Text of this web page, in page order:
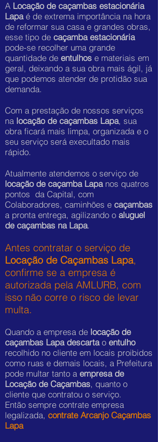
A Locação de caçambas estacionária
Lapaé de extrema importância na hora
de reformar sua casa e grandes obras,
esse tipo de caçamba estacionária
pode-se recolher uma grande
quantidade de entulhos e materiais em
geral, deixando a sua obra mais ágil, já
que podemos atender de protidão sua
demanda.
Com a prestação de nossos serviços
na locação de caçambas Lapa, sua
obra ficará mais limpa, organizada e o
seu serviço será execultado mais
rápido.
Atualmente atendemos o serviço de
locação de caçamba Lapanos quatros
pontos da Capital, com
Colaboradores, caminhões e caçambas
a pronta entrega, agilizando o aluguel
de caçambas na Lapa.
Antes contratar o serviço de
Locação de Caçambas Lapa,
confirme se a empresa é
autorizada pela AMLURB, com
isso não corre o risco de levar
multa.
Quando a empresa de locação de
caçambas Lapa descartao entulho
recolhido no cliente em locais proibidos
como ruas e demais locais, a Prefeitura
pode multar tanto a empresa de
Locação de Caçambas, quanto o
cliente que contratou o serviço.
Então sempre contrate empresa
legalizada, contrate Arcanjo Caçambas
Lapa